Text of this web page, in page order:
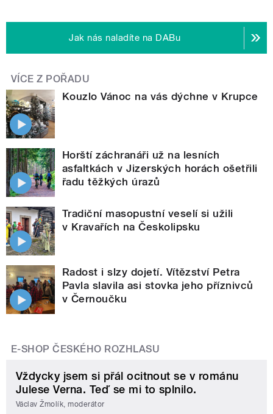
Jak nás naladíte na DABu
VÍCE Z POŘADU
Kouzlo Vánoc na vás dýchne v Krupce
Horští záchranáři už na lesních
asfaltkách v Jizerských horách ošetřili
řadu těžkých úrazů
Tradiční masopustní veselí si užili
v Kravařích na Českolipsku
Radost i slzy dojetí. Vítězství Petra
Pavla slavila asi stovka jeho příznivců
v Černoučku
E-SHOP ČESKÉHO ROZHLASU
Vždycky jsem si přál ocitnout se v románu
Julese Verna. Teď se mi to splnilo.
Václav Žmolík, moderátor